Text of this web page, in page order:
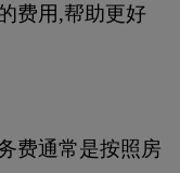
费用,帮助更好
费通常是按照房